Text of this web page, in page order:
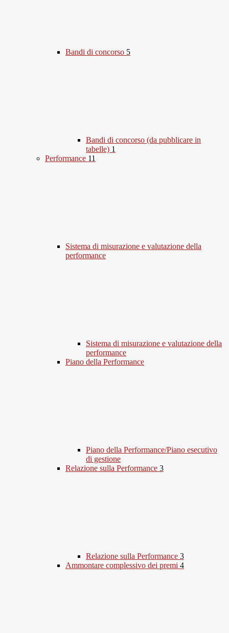
Bandi di concorso 5
Bandi di concorso (da pubblicare in
tabelle) 1
Performance 11
Sistema di misurazione e valutazione della
performance
Sistema di misurazione e valutazione della
performance
Piano della Performance
Piano della Performance/Piano esecutivo
di gestione
Relazione sulla Performance 3
Relazione sulla Performance 3
Ammontare complessivo dei premi 4